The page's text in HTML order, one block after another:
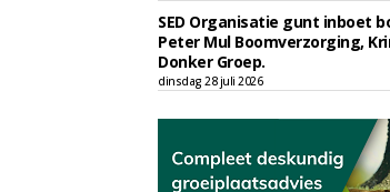
SED Organisatie gunt inboet
Peter Mul Boomverzorging,
Donker Groep.
dinsdag 28 juli 2026